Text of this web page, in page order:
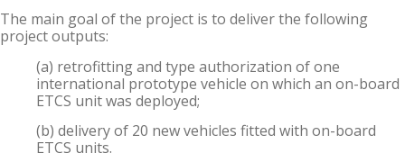
The main goal of the project is to deliver the following
project outputs:
(a) retrofitting and type authorization of one
international prototype vehicle on which an on-board
ETCS unit was deployed;
(b) delivery of 20 new vehicles fitted with on-board
ETCS units.